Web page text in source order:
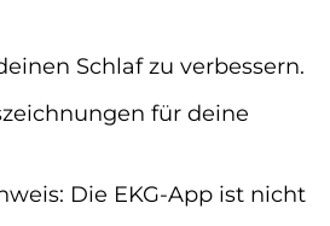
Schlaf zu verbessern.
für deine
Die EKG-App ist nicht